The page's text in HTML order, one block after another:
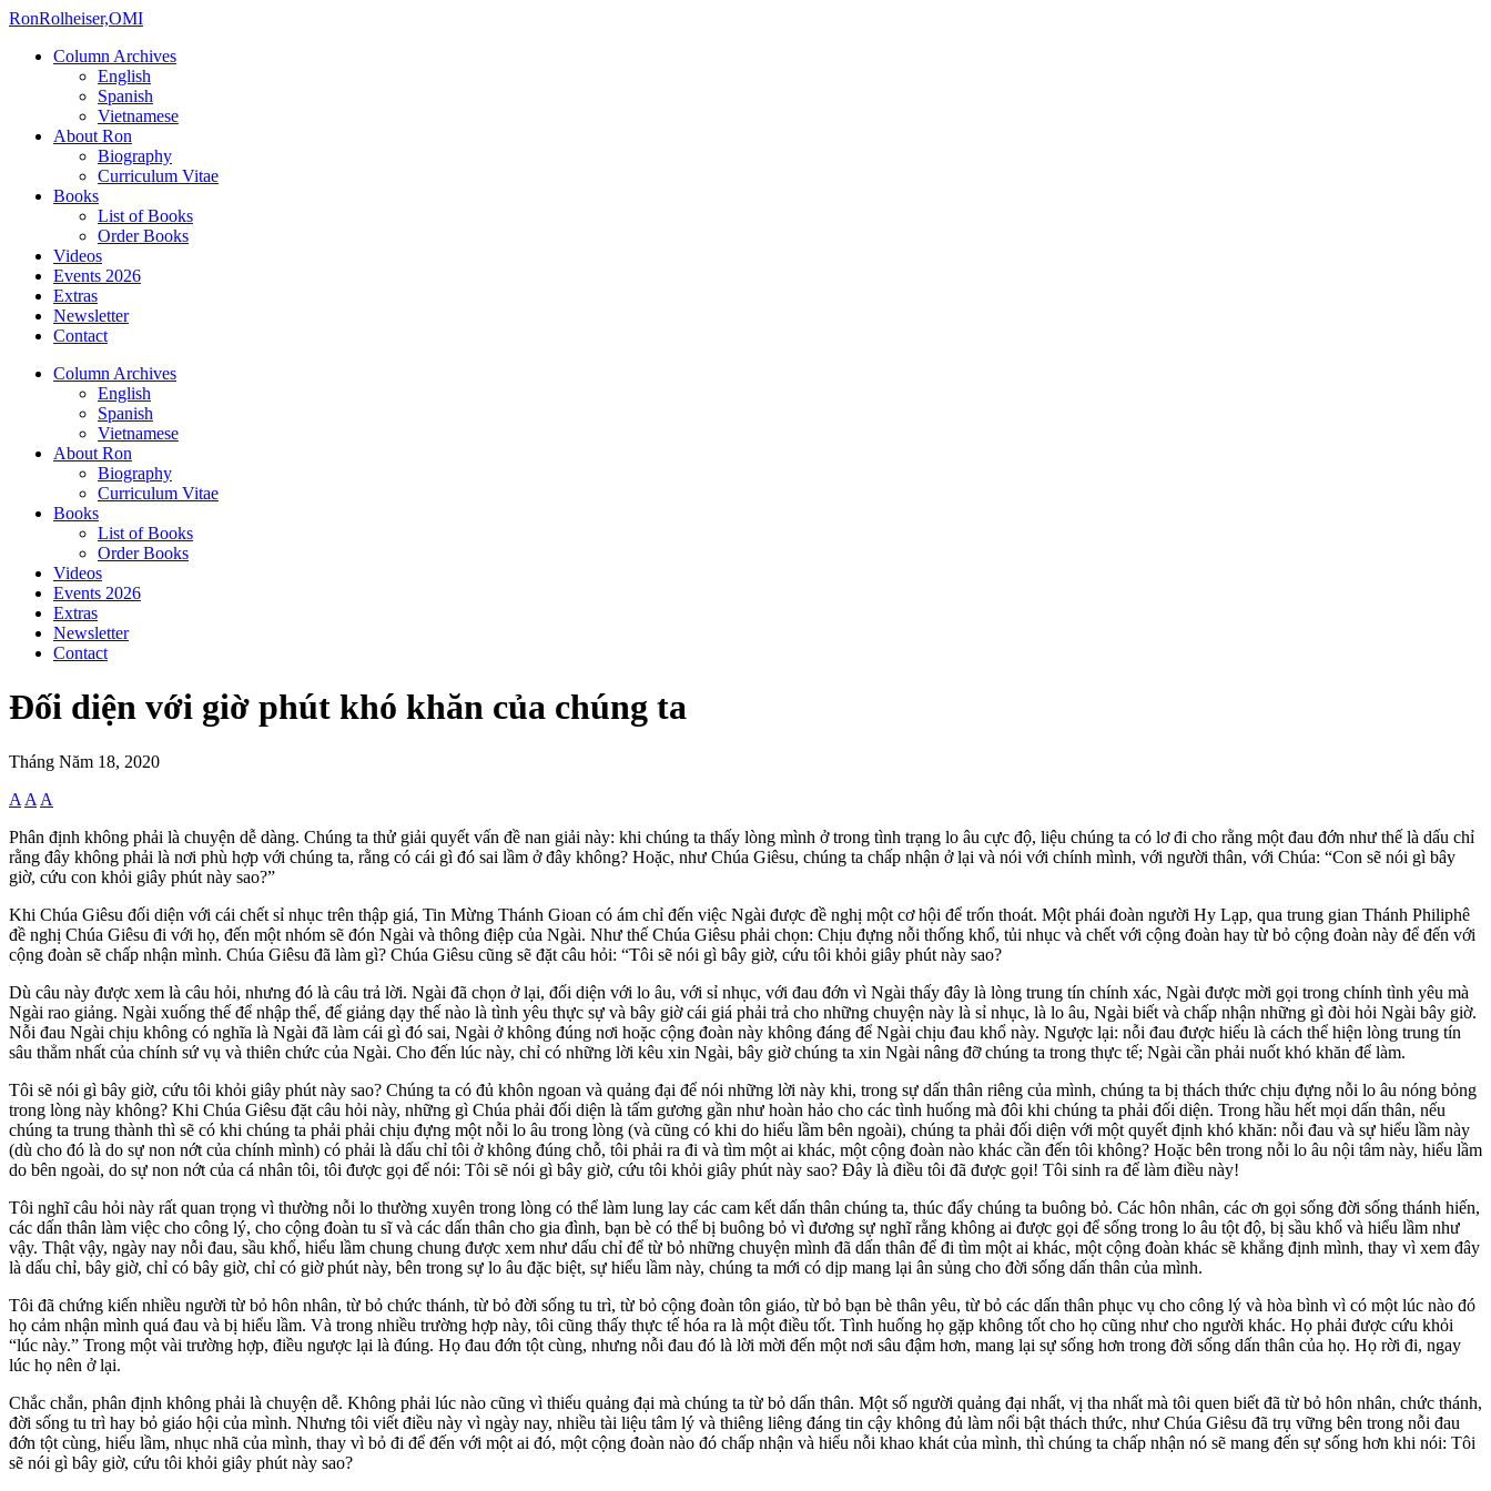
RonRolheiser,OMI
Column Archives
English
Spanish
Vietnamese
About Ron
Biography
Curriculum Vitae
Books
List of Books
Order Books
Videos
Events 2026
Extras
Newsletter
Contact
Column Archives
English
Spanish
Vietnamese
About Ron
Biography
Curriculum Vitae
Books
List of Books
Order Books
Videos
Events 2026
Extras
Newsletter
Contact
Đối diện với giờ phút khó khăn của chúng ta
Tháng Năm 18, 2020
A A A
Phân định không phải là chuyện dễ dàng. Chúng ta thử giải quyết vấn đề nan giải này: khi chúng ta thấy lòng mình ở trong tình trạng lo âu cực độ, liệu chúng ta có lơ đi cho rằng một đau đớn như thế là dấu chỉ
rằng đây không phải là nơi phù hợp với chúng ta, rằng có cái gì đó sai lầm ở đây không? Hoặc, như Chúa Giêsu, chúng ta chấp nhận ở lại và nói với chính mình, với người thân, với Chúa: “Con sẽ nói gì bây
giờ, cứu con khỏi giây phút này sao?”
Khi Chúa Giêsu đối diện với cái chết sỉ nhục trên thập giá, Tin Mừng Thánh Gioan có ám chỉ đến việc Ngài được đề nghị một cơ hội để trốn thoát. Một phái đoàn người Hy Lạp, qua trung gian Thánh Philiphê
đề nghị Chúa Giêsu đi với họ, đến một nhóm sẽ đón Ngài và thông điệp của Ngài. Như thế Chúa Giêsu phải chọn: Chịu đựng nỗi thống khổ, tủi nhục và chết với cộng đoàn hay từ bỏ cộng đoàn này để đến với
cộng đoàn sẽ chấp nhận mình. Chúa Giêsu đã làm gì? Chúa Giêsu cũng sẽ đặt câu hỏi: “Tôi sẽ nói gì bây giờ, cứu tôi khỏi giây phút này sao?
Dù câu này được xem là câu hỏi, nhưng đó là câu trả lời. Ngài đã chọn ở lại, đối diện với lo âu, với sỉ nhục, với đau đớn vì Ngài thấy đây là lòng trung tín chính xác, Ngài được mời gọi trong chính tình yêu mà
Ngài rao giảng. Ngài xuống thế để nhập thể, để giảng dạy thế nào là tình yêu thực sự và bây giờ cái giá phải trả cho những chuyện này là sỉ nhục, là lo âu, Ngài biết và chấp nhận những gì đòi hỏi Ngài bây giờ.
Nỗi đau Ngài chịu không có nghĩa là Ngài đã làm cái gì đó sai, Ngài ở không đúng nơi hoặc cộng đoàn này không đáng để Ngài chịu đau khổ này. Ngược lại: nỗi đau được hiểu là cách thể hiện lòng trung tín
sâu thẳm nhất của chính sứ vụ và thiên chức của Ngài. Cho đến lúc này, chỉ có những lời kêu xin Ngài, bây giờ chúng ta xin Ngài nâng đỡ chúng ta trong thực tế; Ngài cần phải nuốt khó khăn để làm.
Tôi sẽ nói gì bây giờ, cứu tôi khỏi giây phút này sao? Chúng ta có đủ khôn ngoan và quảng đại để nói những lời này khi, trong sự dấn thân riêng của mình, chúng ta bị thách thức chịu đựng nỗi lo âu nóng bỏng
trong lòng này không? Khi Chúa Giêsu đặt câu hỏi này, những gì Chúa phải đối diện là tấm gương gần như hoàn hảo cho các tình huống mà đôi khi chúng ta phải đối diện. Trong hầu hết mọi dấn thân, nếu
chúng ta trung thành thì sẽ có khi chúng ta phải phải chịu đựng một nỗi lo âu trong lòng (và cũng có khi do hiểu lầm bên ngoài), chúng ta phải đối diện với một quyết định khó khăn: nỗi đau và sự hiểu lầm này
(dù cho đó là do sự non nớt của chính mình) có phải là dấu chỉ tôi ở không đúng chỗ, tôi phải ra đi và tìm một ai khác, một cộng đoàn nào khác cần đến tôi không? Hoặc bên trong nỗi lo âu nội tâm này, hiểu lầm
do bên ngoài, do sự non nớt của cá nhân tôi, tôi được gọi để nói: Tôi sẽ nói gì bây giờ, cứu tôi khỏi giây phút này sao? Đây là điều tôi đã được gọi! Tôi sinh ra để làm điều này!
Tôi nghĩ câu hỏi này rất quan trọng vì thường nỗi lo thường xuyên trong lòng có thể làm lung lay các cam kết dấn thân chúng ta, thúc đẩy chúng ta buông bỏ. Các hôn nhân, các ơn gọi sống đời sống thánh hiến,
các dấn thân làm việc cho công lý, cho cộng đoàn tu sĩ và các dấn thân cho gia đình, bạn bè có thể bị buông bỏ vì đương sự nghĩ rằng không ai được gọi để sống trong lo âu tột độ, bị sầu khổ và hiểu lầm như
vậy. Thật vậy, ngày nay nỗi đau, sầu khổ, hiểu lầm chung chung được xem như dấu chỉ để từ bỏ những chuyện mình đã dấn thân để đi tìm một ai khác, một cộng đoàn khác sẽ khẳng định mình, thay vì xem đây
là dấu chỉ, bây giờ, chỉ có bây giờ, chỉ có giờ phút này, bên trong sự lo âu đặc biệt, sự hiểu lầm này, chúng ta mới có dịp mang lại ân sủng cho đời sống dấn thân của mình.
Tôi đã chứng kiến nhiều người từ bỏ hôn nhân, từ bỏ chức thánh, từ bỏ đời sống tu trì, từ bỏ cộng đoàn tôn giáo, từ bỏ bạn bè thân yêu, từ bỏ các dấn thân phục vụ cho công lý và hòa bình vì có một lúc nào đó
họ cảm nhận mình quá đau và bị hiểu lầm. Và trong nhiều trường hợp này, tôi cũng thấy thực tế hóa ra là một điều tốt. Tình huống họ gặp không tốt cho họ cũng như cho người khác. Họ phải được cứu khỏi
“lúc này.” Trong một vài trường hợp, điều ngược lại là đúng. Họ đau đớn tột cùng, nhưng nỗi đau đó là lời mời đến một nơi sâu đậm hơn, mang lại sự sống hơn trong đời sống dấn thân của họ. Họ rời đi, ngay
lúc họ nên ở lại.
Chắc chắn, phân định không phải là chuyện dễ. Không phải lúc nào cũng vì thiếu quảng đại mà chúng ta từ bỏ dấn thân. Một số người quảng đại nhất, vị tha nhất mà tôi quen biết đã từ bỏ hôn nhân, chức thánh,
đời sống tu trì hay bỏ giáo hội của mình. Nhưng tôi viết điều này vì ngày nay, nhiều tài liệu tâm lý và thiêng liêng đáng tin cậy không đủ làm nổi bật thách thức, như Chúa Giêsu đã trụ vững bên trong nỗi đau
đớn tột cùng, hiểu lầm, nhục nhã của mình, thay vì bỏ đi để đến với một ai đó, một cộng đoàn nào đó chấp nhận và hiểu nỗi khao khát của mình, thì chúng ta chấp nhận nó sẽ mang đến sự sống hơn khi nói: Tôi
sẽ nói gì bây giờ, cứu tôi khỏi giây phút này sao?